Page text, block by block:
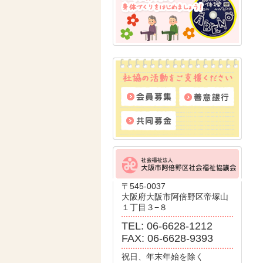
〒545-0037
大阪府大阪市阿倍野区帝塚山
１丁目３−８
TEL: 06-6628-1212
FAX: 06-6628-9393
祝日、年末年始を除く